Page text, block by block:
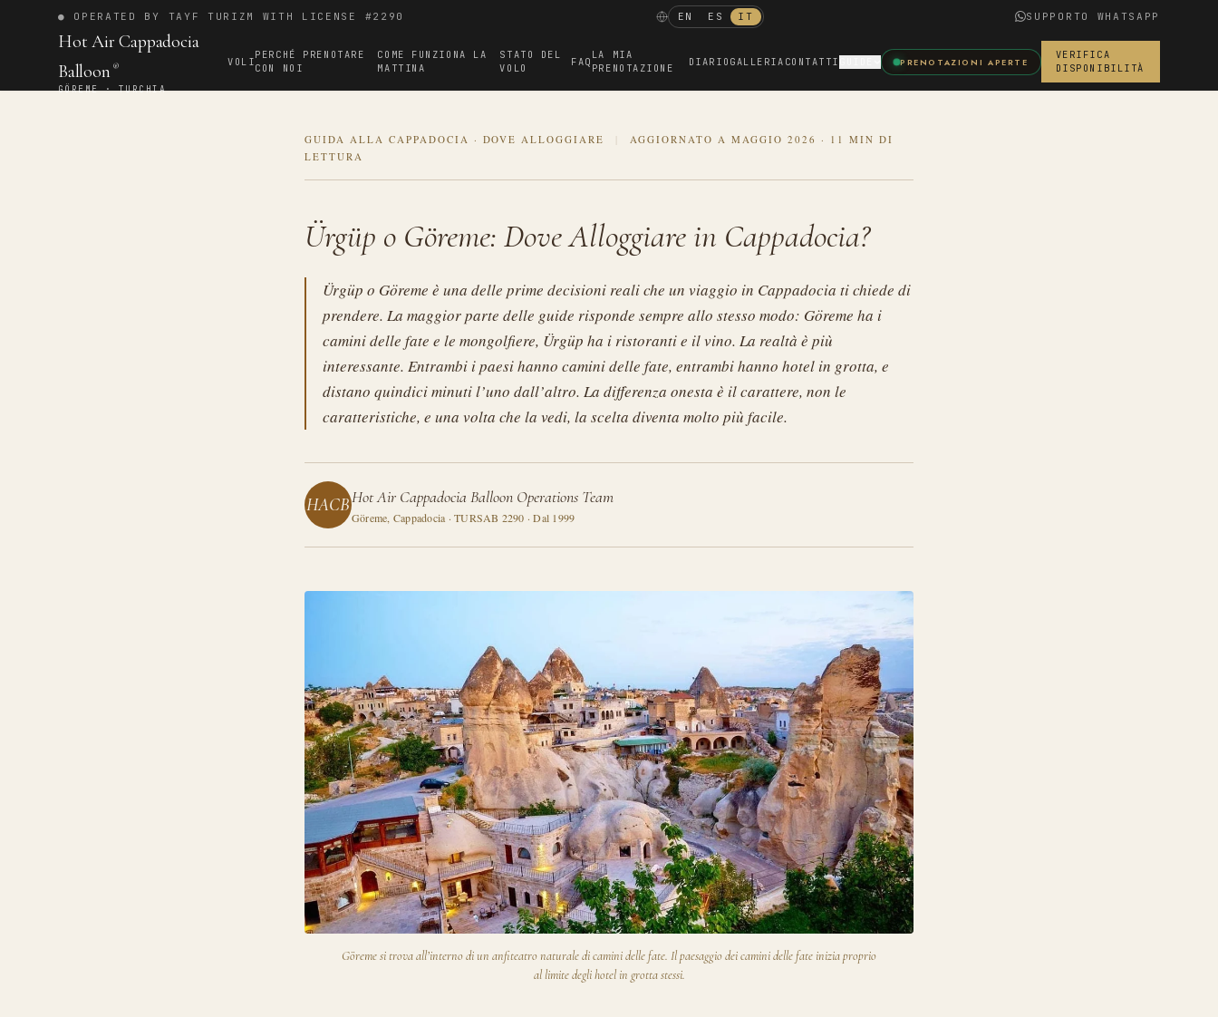
● OPERATED BY TAYF TURIZM WITH LICENSE #2290 EN ES IT SUPPORTO WHATSAPP
Hot Air Cappadocia
Balloon ®
GÖREME · TURCHIA
VOLI
PERCHÉ PRENOTARE
CON NOI
COME FUNZIONA LA
MATTINA
STATO DEL
VOLO
FAQ
LA MIA
PRENOTAZIONE
DIARIO GALLERIA CONTATTI PRENOTAZIONI APERTE
VERIFICA
DISPONIBILITÀ
GUIDA ALLA CAPPADOCIA · DOVE ALLOGGIARE AGGIORNATO A MAGGIO 2026 · 11 MIN DI
LETTURA
Ürgüp o Göreme: Dove Alloggiare in Cappadocia?
Ürgüp o Göreme è una delle prime decisioni reali che un viaggio in Cappadocia ti chiede di
prendere. La maggior parte delle guide risponde sempre allo stesso modo: Göreme ha i
camini delle fate e le mongolfiere, Ürgüp ha i ristoranti e il vino. La realtà è più
interessante. Entrambi i paesi hanno camini delle fate, entrambi hanno hotel in grotta, e
distano quindici minuti l’uno dall’altro. La differenza onesta è il carattere, non le
caratteristiche, e una volta che la vedi, la scelta diventa molto più facile.
HACBHot Air Cappadocia Balloon Operations Team
Göreme, Cappadocia · TURSAB 2290 · Dal 1999
Göreme si trova all’interno di un anfiteatro naturale di camini delle fate. Il paesaggio dei camini delle fate inizia proprio
al limite degli hotel in grotta stessi.